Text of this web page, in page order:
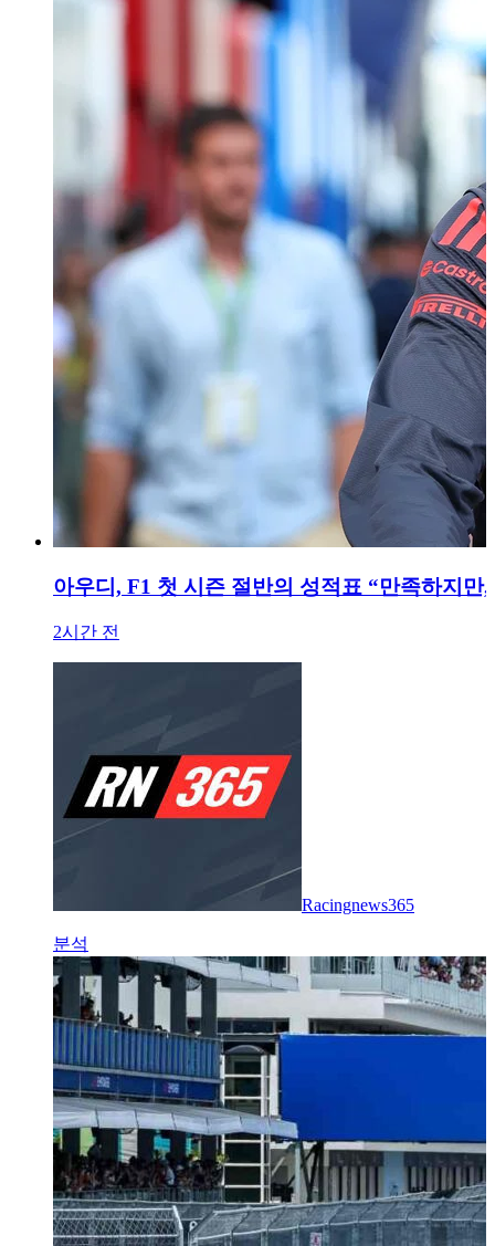
아우디, F1 첫 시즌 절반의 성적표 “만족하지만
2시간 전
Racingnews365
분석